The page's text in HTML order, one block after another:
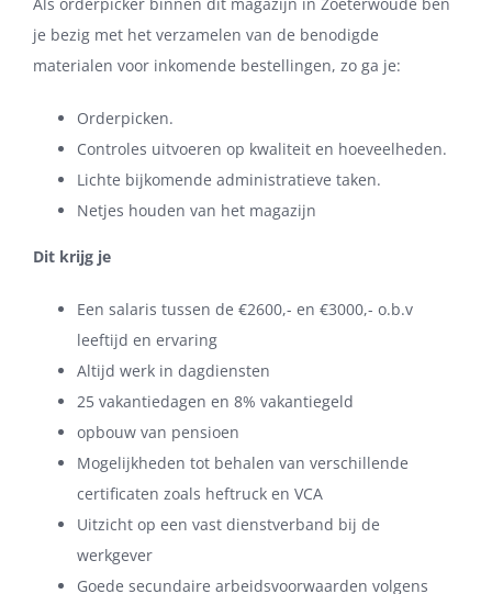
je bezig met het verzamelen van de benodigde
materialen voor inkomende bestellingen, zo ga je:
Orderpicken.
Controles uitvoeren op kwaliteit en hoeveelheden.
Lichte bijkomende administratieve taken.
Netjes houden van het magazijn
Dit krijg je
Een salaris tussen de €2600,- en €3000,- o.b.v
leeftijd en ervaring
Altijd werk in dagdiensten
25 vakantiedagen en 8% vakantiegeld
opbouw van pensioen
Mogelijkheden tot behalen van verschillende
certificaten zoals heftruck en VCA
Uitzicht op een vast dienstverband bij de
werkgever
Goede secundaire arbeidsvoorwaarden volgens